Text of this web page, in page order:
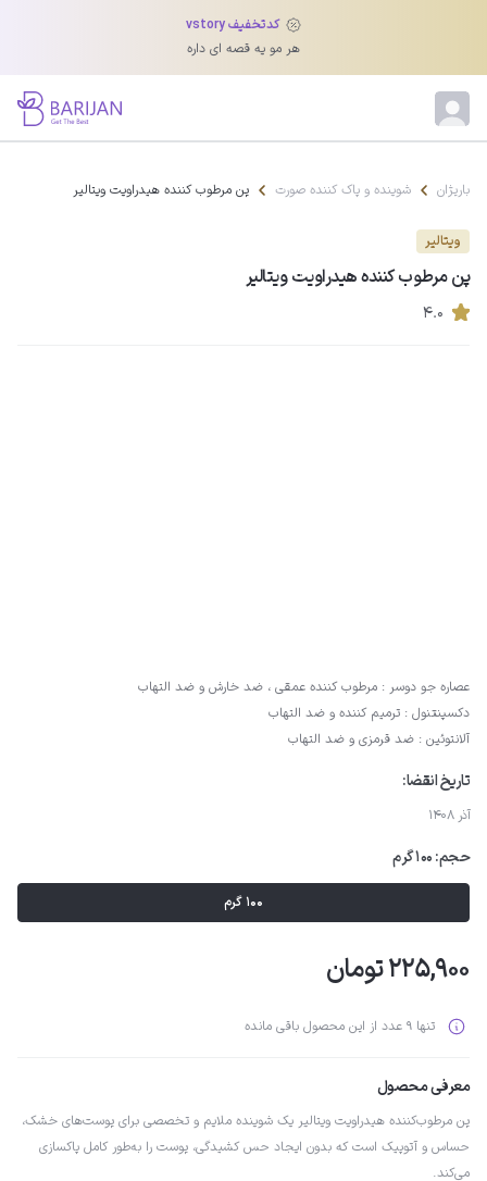
کدتخفیف vstory
هر مو یه قصه ای داره
باریژان شوینده و پاک کننده صورت پن مرطوب کننده هیدراویت ویتالیر
ویتالیر
پن مرطوب کننده هیدراویت ویتالیر
۴.۰
عصاره جو دوسر : مرطوب کننده عمقی ، ضد خارش و ضد التهاب
دکسپنتنول : ترمیم کننده و ضد التهاب
آلانتوئین : ضد قرمزی و ضد التهاب
تاریخ انقضا:
آذر 1408
حجم:100 گرم
100 گرم
225,900 تومان
تنها 9 عدد از این محصول باقی مانده
معرفی محصول
پن مرطوب‌کننده هیدراویت ویتالیر یک شوینده ملایم و تخصصی برای پوست‌های خشک،
حساس و آتوپیک است که بدون ایجاد حس کشیدگی، پوست را به‌طور کامل پاکسازی
می‌کند.